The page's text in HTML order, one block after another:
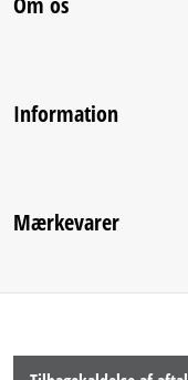
Information
Mærkevarer